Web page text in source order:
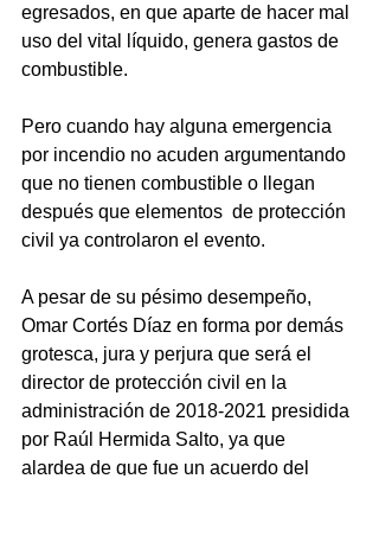
egresados, en que aparte de hacer mal
uso del vital líquido, genera gastos de
combustible.
Pero cuando hay alguna emergencia
por incendio no acuden argumentando
que no tienen combustible o llegan
después que elementos  de protección
civil ya controlaron el evento.
A pesar de su pésimo desempeño,
Omar Cortés Díaz en forma por demás
grotesca, jura y perjura que será el
director de protección civil en la
administración de 2018-2021 presidida
por Raúl Hermida Salto, ya que
alardea de que fue un acuerdo del